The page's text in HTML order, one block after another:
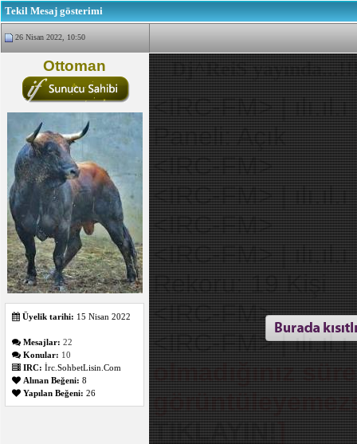
Tekil Mesaj gösterimi
26 Nisan 2022, 10:50
Ottoman
Üyelik tarihi: 15 Nisan 2022
Mesajlar: 22
Konular: 10
IRC: İrc.SohbetLisin.Com
Alınan Beğeni: 8
Yapılan Beğeni: 26
Dj^ReiS
<IRC-FM> |
Paneli: Açık
<IRC-FM>
<IRC-FM> |
<IRC-FM>
<IRC-FM> |
Rekoru: 19 Kişi
<IRC-FM>
<IRC-FM> |
olmadığınız
TIKLAYIN!]